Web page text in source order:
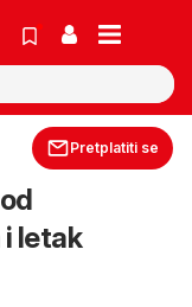
Pretplatiti se
letak